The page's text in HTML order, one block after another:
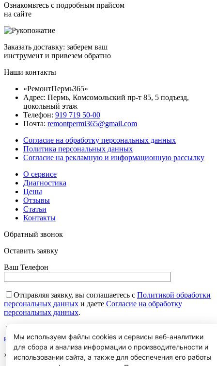
Ознакомьтесь с подробным прайсом
на сайте
Заказать доставку: заберем ваш
инструмент и привезем обратно
Наши контакты
«РемонтПермь365»
Адрес: Пермь, Комсомольский пр-т 85, 5 подъезд,
цокольный этаж
Телефон: 919 719 50-00
Почта: remontpermi365@gmail.com
Согласие на обработку персональных данных
Политика персональных данных
Согласие на рекламную и информационную рассылку
О сервисе
Диагностика
Цены
Отзывы
Статьи
Контакты
Обратный звонок
Оставить заявку
Ваш Телефон
Отправляя заявку, вы соглашаетесь с Политикой обработки
персональных данных и даете Согласие на обработку
персональных данных.
и рекламную рассылку.
×
Мы используем файлы cookies и сервисы веб-аналитики
для сбора и анализа информации о производительности и
использовании сайта, а также для обеспечения его работы